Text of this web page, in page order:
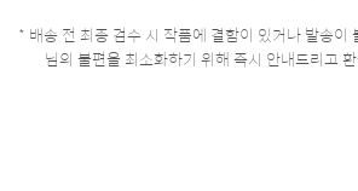
* 배송 전 최종 검수 시 작품에 결함이 있거나 발송이
님의 불편을 최소화하기 위해 즉시 안내드리고